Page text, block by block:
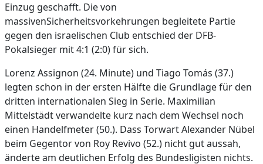
Einzug geschafft. Die von
massivenSicherheitsvorkehrungen begleitete Partie
gegen den israelischen Club entschied der DFB-
Pokalsieger mit 4:1 (2:0) für sich.
Lorenz Assignon (24. Minute) und Tiago Tomás (37.)
legten schon in der ersten Hälfte die Grundlage für den
dritten internationalen Sieg in Serie. Maximilian
Mittelstädt verwandelte kurz nach dem Wechsel noch
einen Handelfmeter (50.). Dass Torwart Alexander Nübel
beim Gegentor von Roy Revivo (52.) nicht gut aussah,
änderte am deutlichen Erfolg des Bundesligisten nichts.